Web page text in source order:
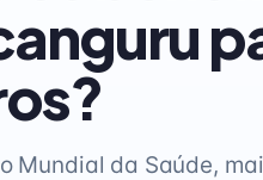
Mundial da Saúde,